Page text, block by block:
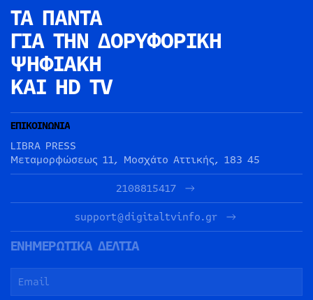
ΤΑ ΠΑΝΤΑ
ΓΙΑ ΤΗΝ ΔΟΡΥΦΟΡΙΚΗ
ΨΗΦΙΑΚΗ
ΚΑΙ HD TV
ΕΠΙΚΟΙΝΩΝΙΑ
LIBRA PRESS
Μεταμορφώσεως 11, Μοσχάτο Αττικής, 183 45
2108815417
support@digitaltvinfo.gr
ΕΝΗΜΕΡΩΤΙΚΑ ΔΕΛΤΙΑ